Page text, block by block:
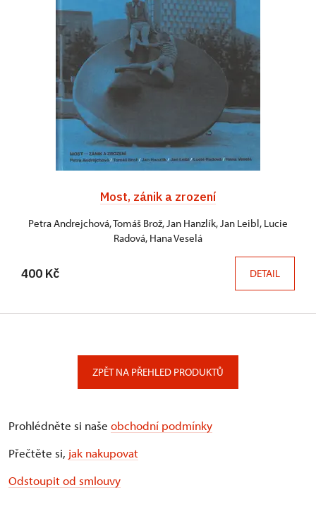
Most, zánik a zrození
Petra Andrejchová, Tomáš Brož, Jan Hanzlík, Jan Leibl, Lucie
Radová, Hana Veselá
400 Kč DETAIL
ZPĚT NA PŘEHLED PRODUKTŮ
Prohlédněte si naše obchodní podmínky
Přečtěte si, jak nakupovat
Odstoupit od smlouvy